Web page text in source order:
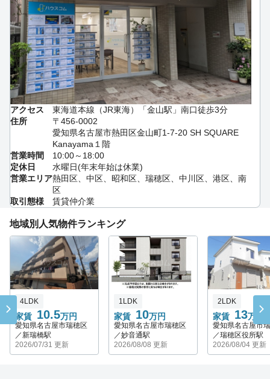
アクセス
東海道本線（JR東海）「金山駅」南口徒歩3分
住所
〒456-0002
愛知県名古屋市熱田区金山町1-7-20 SH SQUARE
Kanayama１階
営業時間
10:00～18:00
定休日
水曜日(年末年始は休業)
営業エリア熱田区、中区、昭和区、瑞穂区、中川区、港区、南
区
取引態様
賃貸仲介業
地域別人気物件ランキング
家賃 10.5万円
4LDK
愛知県名古屋市瑞穂区
／新瑞橋駅
2026/07/31 更新
家賃 10万円
1LDK
愛知県名古屋市瑞穂区
／妙音通駅
2026/08/08 更新
家賃 13万円
2LDK
愛知県名古屋市
／瑞穂区役所駅
2026/08/04 更新